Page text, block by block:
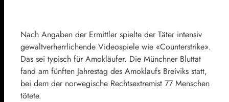
Nach Angaben der Ermittler spielte der Täter intensiv
gewaltverherrlichende Videospiele wie «Counterstrike».
Das sei typisch für Amokläufer. Die Münchner Bluttat
fand am fünften Jahrestag des Amoklaufs Breiviks statt,
bei dem der norwegische Rechtsextremist 77 Menschen
tötete.